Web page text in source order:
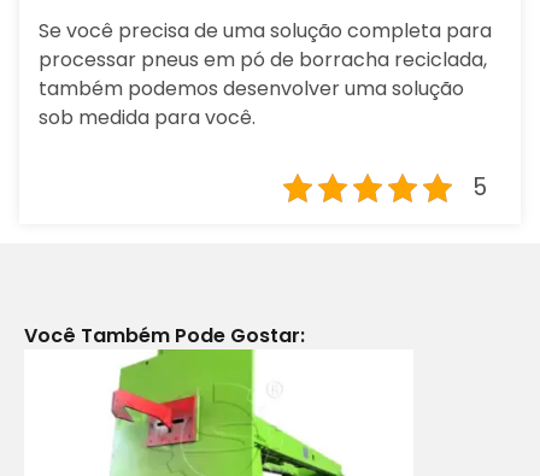
Se você precisa de uma solução completa para
processar pneus em pó de borracha reciclada,
também podemos desenvolver uma solução
sob medida para você.
5
Você Também Pode Gostar: